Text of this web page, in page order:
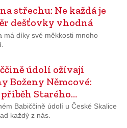
střechu: Ne každá je
dešťovky vhodná
má díky své měkkosti mnoho
údolí ožívají
Boženy Němcové:
Starého…
Babiččině údolí u České Skalice
každý z nás.